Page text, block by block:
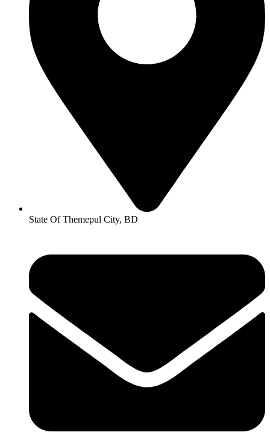
State Of Themepul City, BD